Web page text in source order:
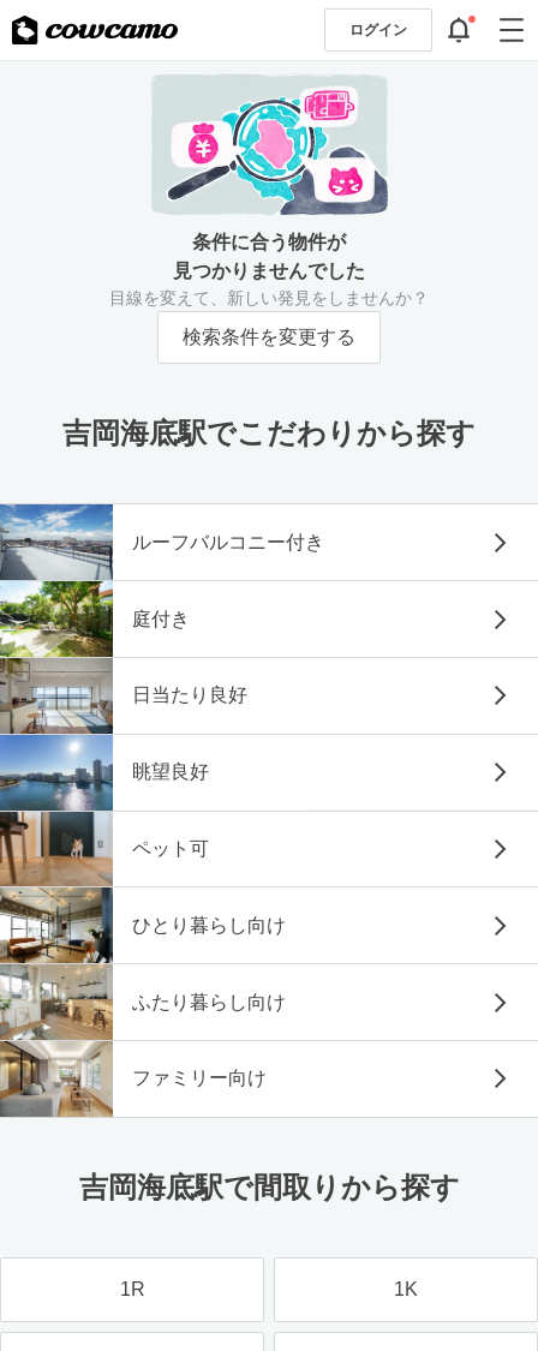
ログイン
条件に合う物件が
見つかりませんでした
目線を変えて、新しい発見をしませんか？
検索条件を変更する
吉岡海底駅でこだわりから探す
ルーフバルコニー付き
庭付き
日当たり良好
眺望良好
ペット可
ひとり暮らし向け
ふたり暮らし向け
ファミリー向け
吉岡海底駅で間取りから探す
1R 1K